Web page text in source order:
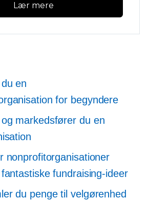
Lær mere
en
for begyndere
markedsfører du en
nonprofitorganisationer
fundraising-ideer
du penge til velgørenhed